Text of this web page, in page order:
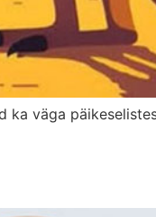
ka väga